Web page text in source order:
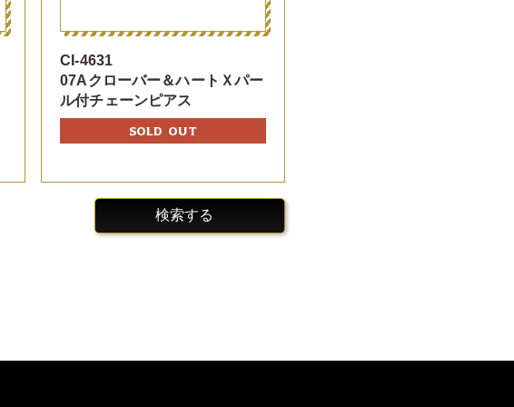
CI-4631
07Aクローバー＆ハートＸパー
ル付チェーンピアス
SOLD OUT
検索する